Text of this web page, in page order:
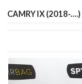
CAMRY IX (2018-....)